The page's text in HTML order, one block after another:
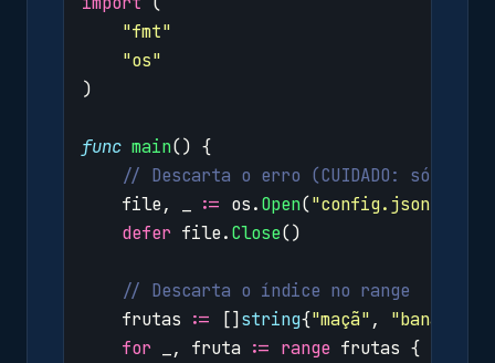
"fmt"
"os"
)
func main() {
// Descarta o erro (CUIDADO: só faça
file, := os.Open("config.json"
defer file.Close()
// Descarta o índice no range
frutas := [] string{"maçã", "banana"
for
, fruta := range frutas {